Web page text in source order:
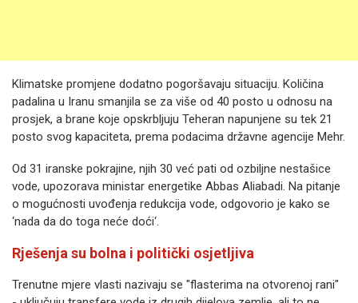
Klimatske promjene dodatno pogoršavaju situaciju. Količina
padalina u Iranu smanjila se za više od 40 posto u odnosu na
prosjek, a brane koje opskrbljuju Teheran napunjene su tek 21
posto svog kapaciteta, prema podacima državne agencije Mehr.
Od 31 iranske pokrajine, njih 30 već pati od ozbiljne nestašice
vode, upozorava ministar energetike Abbas Aliabadi. Na pitanje
o mogućnosti uvođenja redukcija vode, odgovorio je kako se
‘nada da do toga neće doći‘.
Rješenja su bolna i politički osjetljiva
Trenutne mjere vlasti nazivaju se "flasterima na otvorenoj rani"